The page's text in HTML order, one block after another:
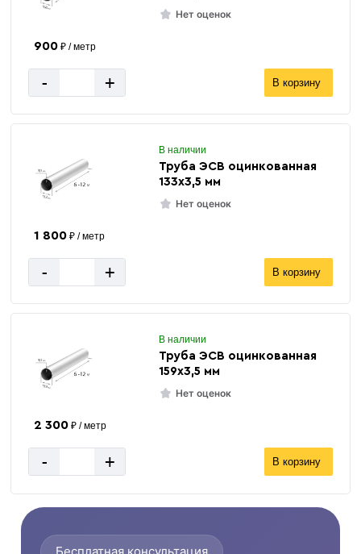
Нет оценок
900 ₽ / метр
- + В корзину
В наличии
Труба ЭСВ оцинкованная
133х3,5 мм
Нет оценок
1 800 ₽ / метр
- + В корзину
В наличии
Труба ЭСВ оцинкованная
159х3,5 мм
Нет оценок
2 300 ₽ / метр
- + В корзину